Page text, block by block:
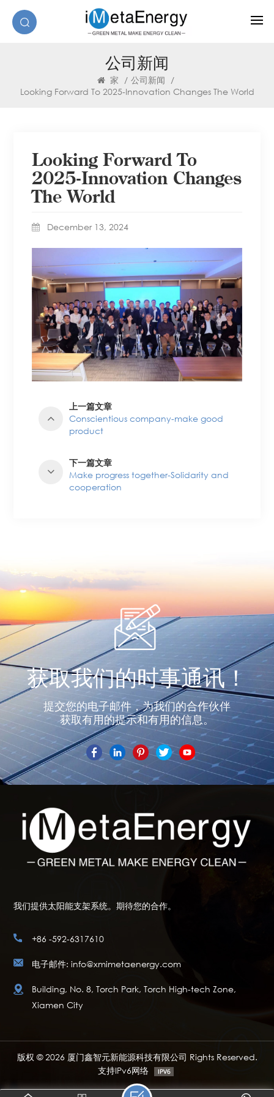
公司新闻
家 / 公司新闻 /
Looking Forward To 2025-Innovation Changes The World
Looking Forward To
2025-Innovation Changes
The World
December 13, 2024
上一篇文章
Conscientious company-make good
product
下一篇文章
Make progress together-Solidarity and
cooperation
获取我们的时事通讯！
提交您的电子邮件，为我们的合作伙伴
获取有用的提示和有用的信息。
我们提供太阳能支架系统。期待您的合作。
+86 -592-6317610
电子邮件: info@xmimetaenergy.com
Building, No. 8, Torch Park, Torch High-tech Zone,
Xiamen City
版权 © 2026 厦门鑫智元新能源科技有限公司 Rights Reserved.
支持IPv6网络